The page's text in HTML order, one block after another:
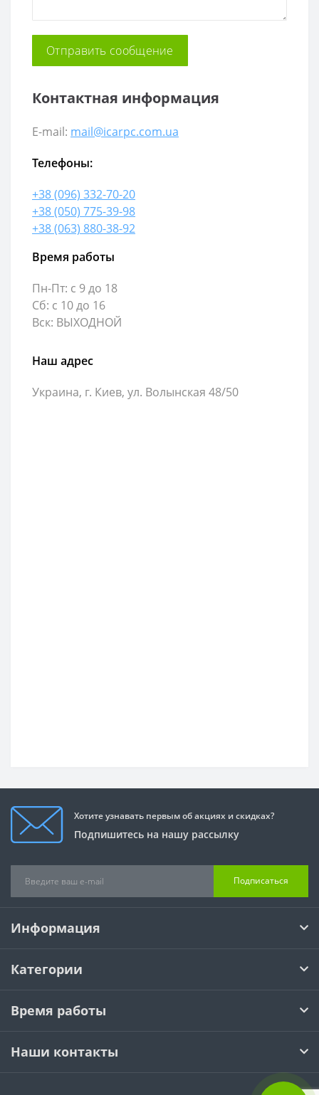
Контактная информация
E-mail: mail@icarpc.com.ua
Телефоны:
+38 (096) 332-70-20
+38 (050) 775-39-98
+38 (063) 880-38-92
Время работы
Пн-Пт: с 9 до 18
Сб: с 10 до 16
Вск: ВЫХОДНОЙ
Наш адрес
Украина, г. Киев, ул. Волынская 48/50
Хотите узнавать первым об акциях и скидках?
Подпишитесь на нашу рассылку
Подписаться
Информация
Категории
Время работы
Наши контакты